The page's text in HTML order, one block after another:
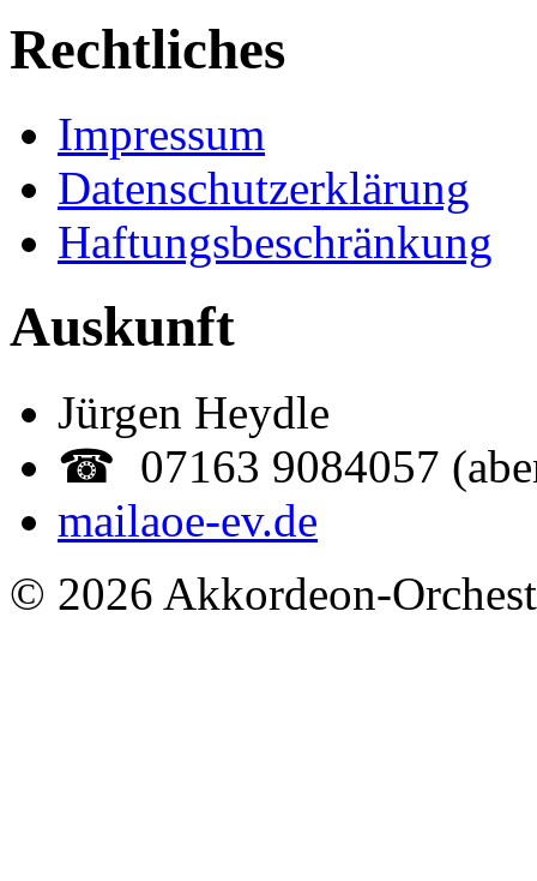
Rechtliches
Impressum
Datenschutzerklärung
Haftungsbeschränkung
Auskunft
Jürgen Heydle
☎ 07163 9084057
mailaoe-ev.de
© 2026 Akkordeon-